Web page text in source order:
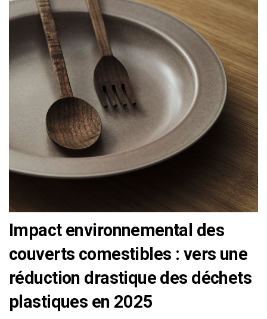
Impact environnemental des
couverts comestibles : vers une
réduction drastique des déchets
plastiques en 2025